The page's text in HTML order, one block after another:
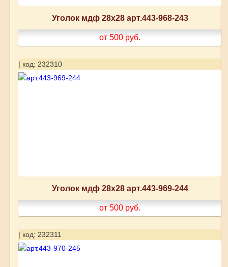
Уголок мдф 28х28 арт.443-968-243
от 500 руб.
| код: 232310
Уголок мдф 28х28 арт.443-969-244
от 500 руб.
| код: 232311